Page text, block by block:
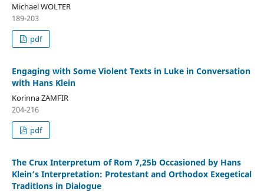
Michael WOLTER
189-203
pdf
Engaging with Some Violent Texts in Luke in Conversation
with Hans Klein
Korinna ZAMFIR
204-216
pdf
The Crux Interpretum of Rom 7,25b Occasioned by Hans
Klein’s Interpretation: Protestant and Orthodox Exegetical
Traditions in Dialogue